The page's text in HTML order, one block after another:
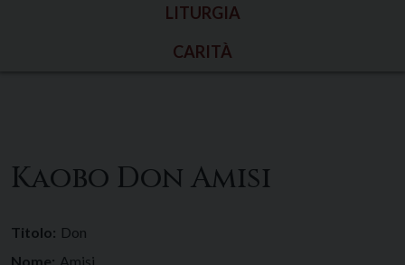
LITURGIA
CARITÀ
Kaobo Don Amisi
Titolo: Don
Nome: Amisi